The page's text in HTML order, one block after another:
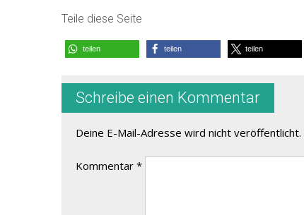
Teile diese Seite
teilen teilen teilen
Schreibe einen Kommentar
Deine E-Mail-Adresse wird nicht veröffentlicht.
Kommentar *